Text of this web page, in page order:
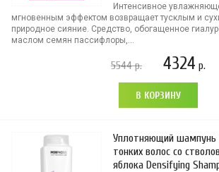
Интенсивное
мгновенным эффектом возвращает тусклым и
природное сияние. Средство, обогащенное
маслом семян пассифлоры,...
5544р. 4324 р.
В КОРЗИНУ
Уплотняющий шампунь
тонких волос со
яблока Densifying